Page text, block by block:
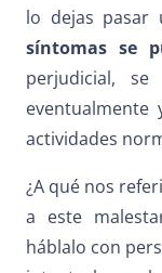
lo dejas pasar
síntomas se
perjudicial,
eventualmente
actividades
¿A qué nos
a este
háblalo con